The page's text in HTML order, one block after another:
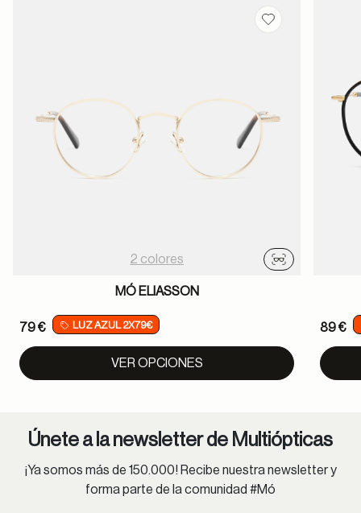
Guardar en
2 colores
Probador
MÓ ELIASSON
79 € LUZ AZUL 2X79€
VER OPCIONES
89 €
Únete a la newsletter de Multiópticas
¡Ya somos más de 150.000! Recibe nuestra newsletter y
forma parte de la comunidad #Mó